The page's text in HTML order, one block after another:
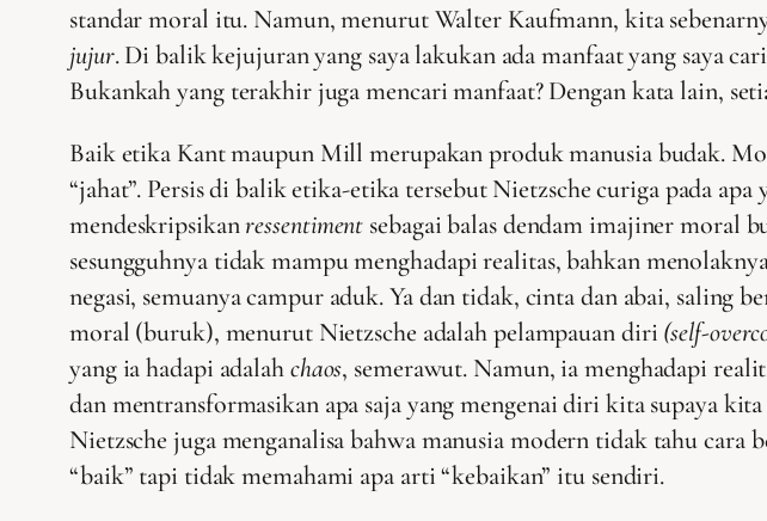
standar moral itu. Namun, menurut Walter Kaufmann, kita
jujur. Di balik kejujuran yang saya lakukan ada manfaat yang saya
Bukankah yang terakhir juga mencari manfaat? Dengan kata lain,
Baik etika Kant maupun Mill merupakan produk manusia budak.
“jahat”. Persis di balik etika-etika tersebut Nietzsche curiga pada
mendeskripsikanressentiment sebagai balas dendam imajiner moral
sesungguhnya tidak mampu menghadapi realitas, bahkan
negasi, semuanya campur aduk. Ya dan tidak, cinta dan abai, saling
moral (buruk), menurut Nietzsche adalah pelampauan diri (self-
yang ia hadapi adalahchaos, semerawut. Namun, ia menghadapi
dan mentransformasikan apa saja yang mengenai diri kita supaya
Nietzsche juga menganalisa bahwa manusia modern tidak tahu
“baik” tapi tidak memahami apa arti “kebaikan” itu sendiri.